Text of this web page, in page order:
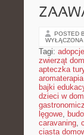
POSTED
WYŁĄCZONA
Tagi:
zwierząt
apteczka
bajki
dzieci w
lęgowe,
caravaning,
ciasta